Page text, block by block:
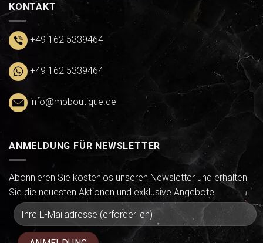
KONTAKT
+49 162 5339464
+49 162 5339464
info@mbboutique.de
ANMELDUNG FÜR NEWSLETTER
Abonnieren Sie kostenlos unseren Newsletter und erhalten
Sie die neuesten Aktionen und exklusive Angebote.